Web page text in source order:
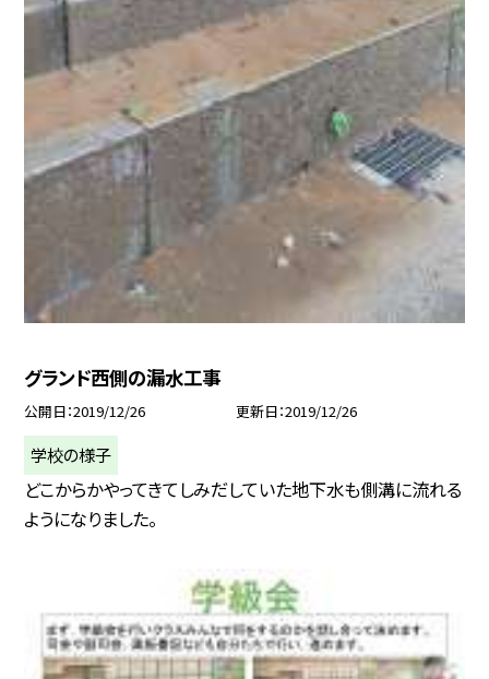
グランド西側の漏水工事
公開日 2019/12/26 更新日 2019/12/26
学校の様子
どこからかやってきてしみだしていた地下水も側溝に流れる
ようになりました。